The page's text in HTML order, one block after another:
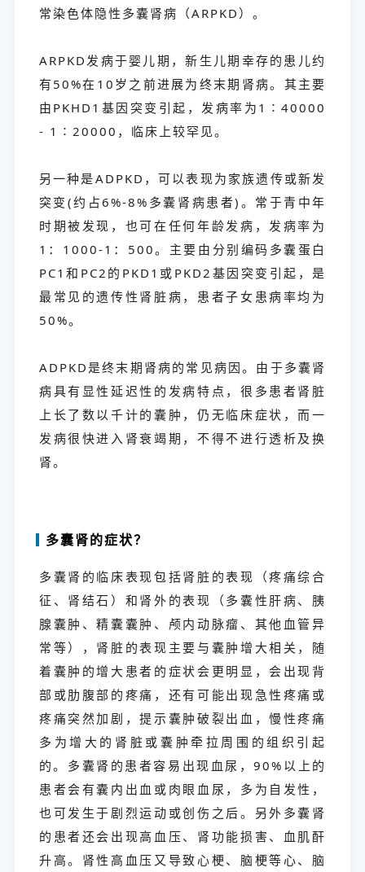
常染色体隐性多囊肾病（ARPKD）。
ARPKD发病于婴儿期，新生儿期幸存的患儿约
有50%在10岁之前进展为终末期肾病。其主要
由PKHD1基因突变引起，发病率为1∶40000
- 1∶20000，临床上较罕见。
另一种是ADPKD，可以表现为家族遗传或新发
突变(约占6%-8%多囊肾病患者)。常于青中年
时期被发现，也可在任何年龄发病，发病率为
1：1000-1：500。主要由分别编码多囊蛋白
PC1和PC2的PKD1或PKD2基因突变引起，是
最常见的遗传性肾脏病，患者子女患病率均为
50%。
ADPKD是终末期肾病的常见病因。由于多囊肾
病具有显性延迟性的发病特点，很多患者肾脏
上长了数以千计的囊肿，仍无临床症状，而一
发病很快进入肾衰竭期，不得不进行透析及换
肾。
多囊肾的症状？
多囊肾的临床表现包括肾脏的表现（疼痛综合
征、肾结石）和肾外的表现（多囊性肝病、胰
腺囊肿、精囊囊肿、颅内动脉瘤、其他血管异
常等），肾脏的表现主要与囊肿增大相关，随
着囊肿的增大患者的症状会更明显，会出现背
部或肋腹部的疼痛，还有可能出现急性疼痛或
疼痛突然加剧，提示囊肿破裂出血，慢性疼痛
多为增大的肾脏或囊肿牵拉周围的组织引起
的。多囊肾的患者容易出现血尿，90%以上的
患者会有囊内出血或肉眼血尿，多为自发性，
也可发生于剧烈运动或创伤之后。另外多囊肾
的患者还会出现高血压、肾功能损害、血肌酐
升高。肾性高血压又导致心梗、脑梗等心、脑